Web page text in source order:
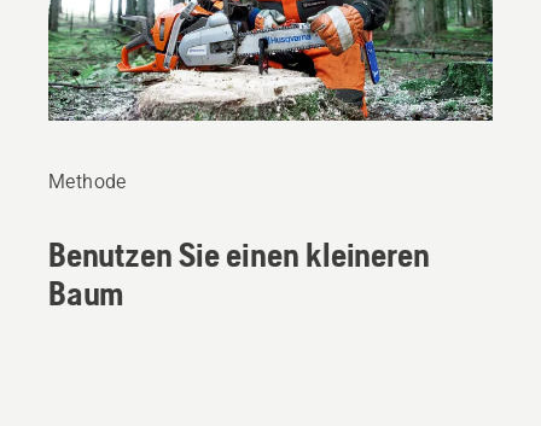
Methode
Benutzen Sie einen kleineren
Baum